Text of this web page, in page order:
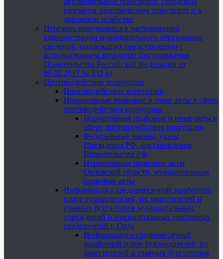
наземном электрическом транспорте и в
дорожном хозяйстве
Перечень находящихся в распоряжении
администрации муниципального образования
сведений, подлежащих представлению с
использованием координат (распоряжение
Правительства Российской Федерации от
09.02.2017 № 232-р)
Противодействие коррупции
Противодействие коррупции
Нормативные правовые и иные акты в сфере
противодействия коррупции
Нормативные правовые и иные акты в
сфере противодействия коррупции
Федеральные законы, указы
Президента РФ, постановления
Правительства РФ
Нормативные правовые акты
Орловской области, муниципальные
правовые акты
Информация о среднемесячной заработной
плате руководителей, их заместителей и
главных бухгалтеров муниципальных
учреждений и муниципальных унитарных
предприятий г. Орла
Информация о среднемесячной
заработной плате руководителей, их
заместителей и главных бухгалтеров